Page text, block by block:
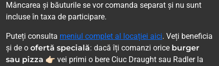
Mâncarea și băuturile se vor comanda separat și nu sunt
incluse în taxa de participare.
Puteți consulta meniul complet al locației aici. Veți beneficia
și de o ofertă specială: dacă îți comanzi orice burger
sau pizza 👉🏻 vei primi o bere Ciuc Draught sau Radler la